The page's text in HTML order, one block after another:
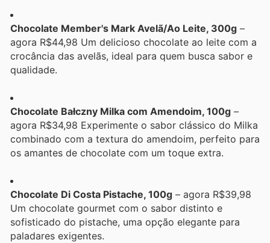
Chocolate Member's Mark Avelã/Ao Leite, 300g –
agora R$44,98 Um delicioso chocolate ao leite com a
crocância das avelãs, ideal para quem busca sabor e
qualidade.
Chocolate Bałczny Milka com Amendoim, 100g –
agora R$34,98 Experimente o sabor clássico do Milka
combinado com a textura do amendoim, perfeito para
os amantes de chocolate com um toque extra.
Chocolate Di Costa Pistache, 100g – agora R$39,98
Um chocolate gourmet com o sabor distinto e
sofisticado do pistache, uma opção elegante para
paladares exigentes.